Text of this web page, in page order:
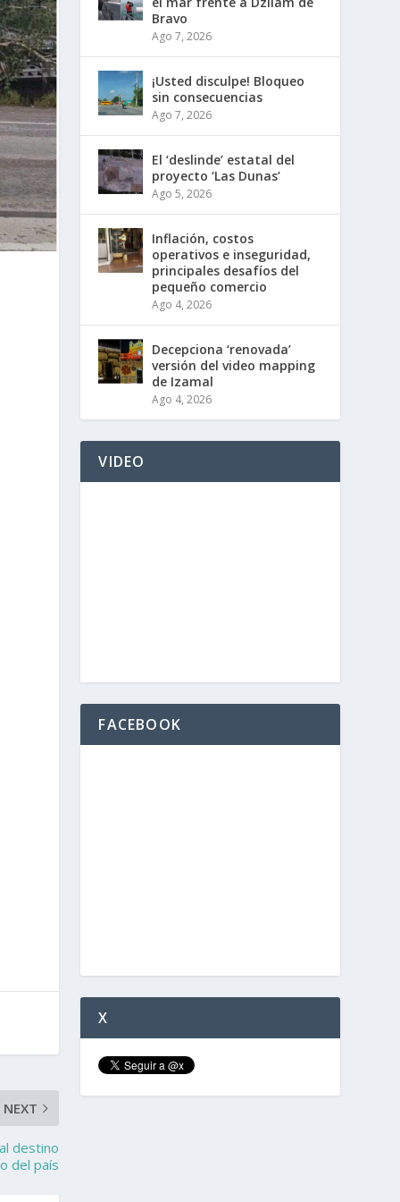
NEXT
destino
del país
Bravo
Ago 7, 2026
¡Usted disculpe! Bloqueo
sin consecuencias
Ago 7, 2026
El ‘deslinde’ estatal del
proyecto ‘Las Dunas’
Ago 5, 2026
Inflación, costos
operativos e inseguridad,
principales desafíos del
pequeño comercio
Ago 4, 2026
Decepciona ‘renovada’
versión del video mapping
de Izamal
Ago 4, 2026
VIDEO
FACEBOOK
X